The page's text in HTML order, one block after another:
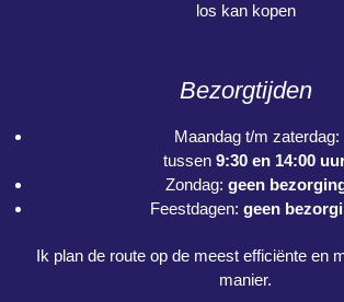
los kan kopen
Bezorgtijden
Maandag t/m zaterdag:
tussen 9:30 en 14:00
Zondag: geen
Feestdagen: geen
Ik plan de route op de meest efficiënte en
manier.